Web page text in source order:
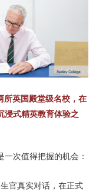
所英国殿堂级名校，在
浸式精英教育体验之
次值得把握的机会：
官真实对话，在正式